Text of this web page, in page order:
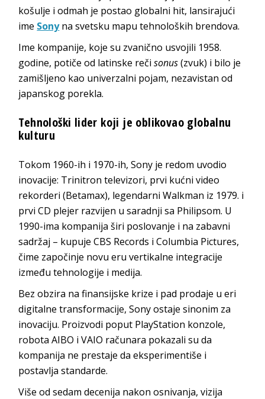
košulje i odmah je postao globalni hit, lansirajući
ime Sonyna svetsku mapu tehnoloških brendova.
Ime kompanije, koje su zvanično usvojili 1958.
godine, potiče od latinske rečisonus(zvuk) i bilo je
zamišljeno kao univerzalni pojam, nezavistan od
japanskog porekla.
Tehnološki lider koji je oblikovao globalnu
kulturu
Tokom 1960-ih i 1970-ih, Sony je redom uvodio
inovacije: Trinitron televizori, prvi kućni video
rekorderi (Betamax), legendarni Walkman iz 1979. i
prvi CD plejer razvijen u saradnji sa Philipsom. U
1990-ima kompanija širi poslovanje i na zabavni
sadržaj – kupuje CBS Records i Columbia Pictures,
čime započinje novu eru vertikalne integracije
između tehnologije i medija.
Bez obzira na finansijske krize i pad prodaje u eri
digitalne transformacije, Sony ostaje sinonim za
inovaciju. Proizvodi poput PlayStation konzole,
robota AIBO i VAIO računara pokazali su da
kompanija ne prestaje da eksperimentiše i
postavlja standarde.
Više od sedam decenija nakon osnivanja, vizija